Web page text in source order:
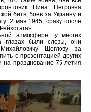
Нина Петровна
битв, боев за Украину и
2 мая 1945, сразу после
атмосфере, у многих
глазах были слезы, они
Щеглову за
с презентацией других
на празднование 75-летия